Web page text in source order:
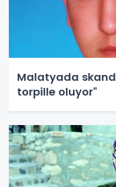
Malatyada
torpille oluyor"